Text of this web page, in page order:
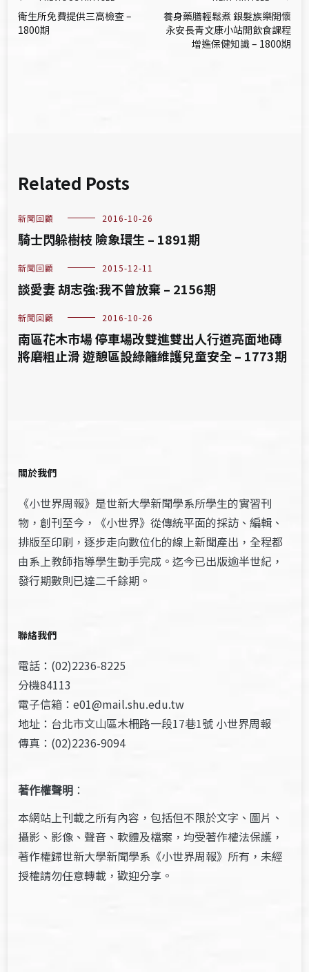
章
衛生所免費提供三高檢查 –
1800期
養身藥膳輕鬆煮 銀髮族樂開懷
永安長青文康小站開飲食課程
增進保健知識 – 1800期
Related Posts
新聞回顧 2016-10-26
騎士閃躲樹枝 險象環生 – 1891期
新聞回顧 2015-12-11
談愛妻 胡志強:我不曾放棄 – 2156期
新聞回顧 2016-10-26
南區花木市場 停車場改雙進雙出人行道亮面地磚
將磨粗止滑 遊憩區設綠籬維護兒童安全 – 1773期
關於我們
《小世界周報》是世新大學新聞學系所學生的實習刊
物，創刊至今，《小世界》從傳統平面的採訪、編輯、
排版至印刷，逐步走向數位化的線上新聞產出，全程都
由系上教師指導學生動手完成。迄今已出版逾半世紀，
發行期數則已達二千餘期。
聯絡我們
電話：(02)2236-8225
分機84113
電子信箱：e01@mail.shu.edu.tw
地址：台北市文山區木柵路一段17巷1號 小世界周報
傳真：(02)2236-9094
著作權聲明 ：
本網站上刊載之所有內容，包括但不限於文字、圖片、
攝影、影像、聲音、軟體及檔案，均受著作權法保護，
著作權歸世新大學新聞學系《小世界周報》所有，未經
授權請勿任意轉載，歡迎分享。